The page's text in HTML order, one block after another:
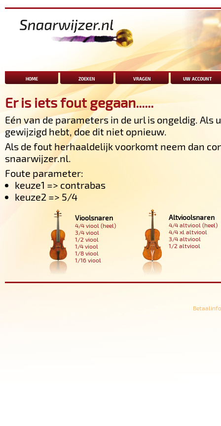
home zoeken vragen uw account
Er is iets fout gegaan......
Eén van de parameters in de url is ongeldig. Als
gewijzigd hebt, doe dit niet opnieuw.
Als de fout herhaaldelijk voorkomt neem dan
snaarwijzer.nl.
Foute parameter:
keuze1 => contrabas
keuze2 => 5/4
Vioolsnaren
4/4 viool (heel)
3/4 viool
1/2 viool
1/4 viool
1/8 viool
1/16 viool
Altvioolsnaren
4/4 altviool (heel)
4/4 xl altviool
3/4 altviool
1/2 altviool
Betaalinfo